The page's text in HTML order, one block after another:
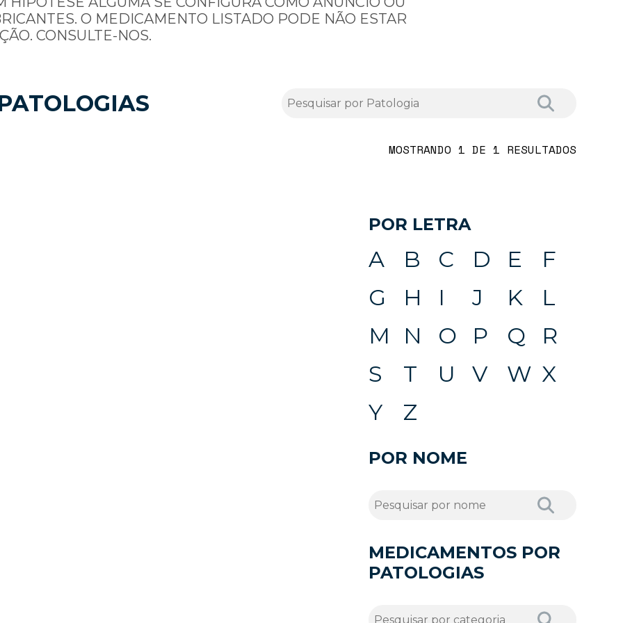
O MEDICAMENTO LISTADO PODE NÃO ESTAR
CONSULTE-NOS.
MOSTRANDO 1 DE 1 RESULTADOS
POR LETRA
A B C D E
F
G
H I J K
L
M
N O P Q
R
S
T U V W X
Y
Z
POR NOME
MEDICAMENTOS POR
PATOLOGIAS